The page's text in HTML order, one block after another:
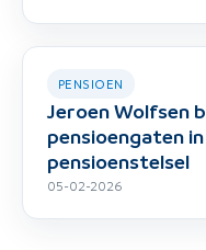
PENSIOEN
Jeroen Wolfsen
pensioengaten
pensioenstelsel
05-02-2026